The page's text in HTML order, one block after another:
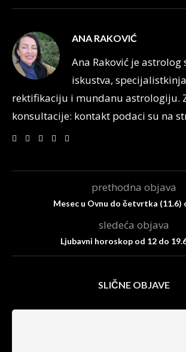
ANA RAKOVIĆ
Ana Raković je astrolog
iskustva,
rektifikaciju i mundanu astrologiju.
konsultacije: kontakt podaci su na
prethodna objava
Mesec u Ovnu do četvrtka (11.6)
sledeća objava
Ljubavni horoskop od 12 do
SLIČNE OBJAVE